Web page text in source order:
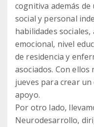
cognitiva además
social y personal
habilidades
emocional, nivel
de residencia y
asociados. Con
jueves para crear
apoyo.
Por otro lado,
Neurodesarrollo,